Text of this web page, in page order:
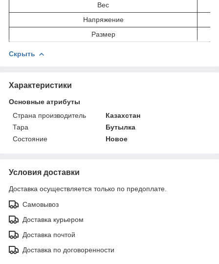
Вес
Напряжение
Размер
Скрыть
Характеристики
Основные атрибуты
Страна производитель
Казахстан
Тара
Бутылка
Состояние
Новое
Условия доставки
Доставка осуществляется только по предоплате.
Самовывоз
Доставка курьером
Доставка почтой
Доставка по договоренности